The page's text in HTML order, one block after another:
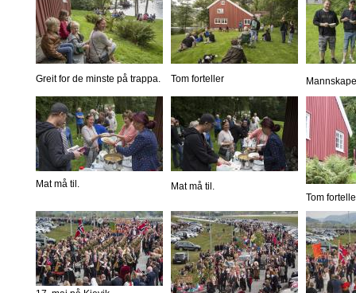
Greit for de minste på trappa. Tom forteller
Mat må til.
Mat må til.
Tom